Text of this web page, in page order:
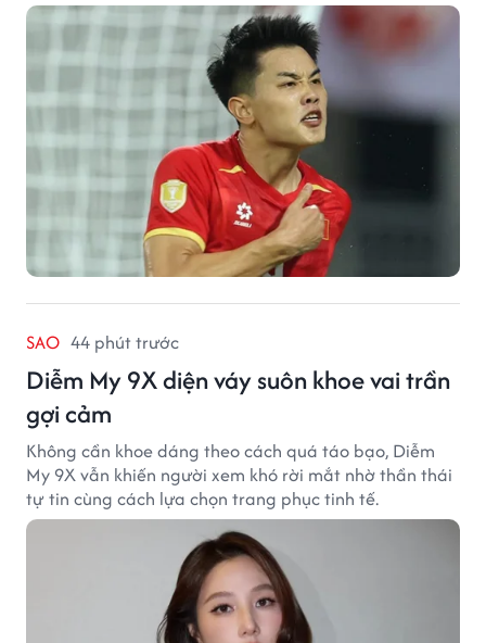
SAO 44 phút trước
Diễm My 9X diện váy suôn khoe vai trần
gợi cảm
Không cần khoe dáng theo cách quá táo bạo, Diễm
My 9X vẫn khiến người xem khó rời mắt nhờ thần thái
tự tin cùng cách lựa chọn trang phục tinh tế.